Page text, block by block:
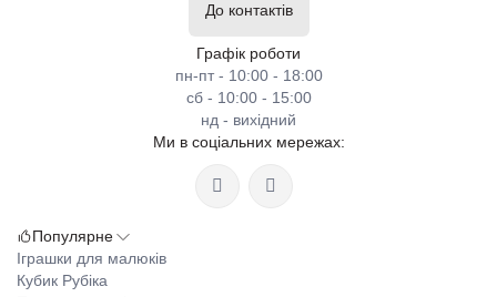
До контактів
Графік роботи
пн-пт - 10:00 - 18:00
сб - 10:00 - 15:00
нд - вихідний
Ми в соціальних мережах:
Популярне
Іграшки для малюків
Кубик Рубіка